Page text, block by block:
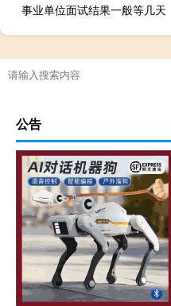
事业单位面试结果一般等几天
公告